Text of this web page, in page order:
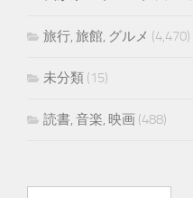
旅行, 旅館, グルメ (4,470)
未分類 (15)
読書, 音楽, 映画 (488)